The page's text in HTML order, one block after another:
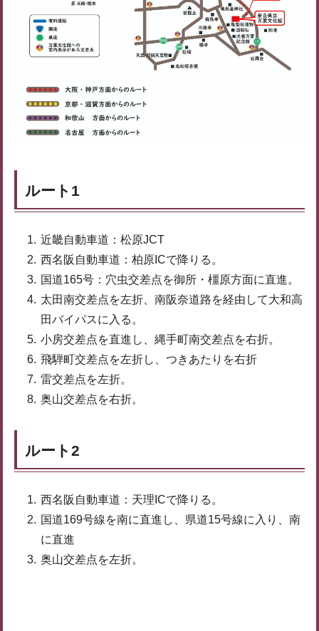
ルート1
近畿自動車道：松原JCT
西名阪自動車道：柏原ICで降りる。
国道165号：穴虫交差点を御所・橿原方面に直進。
太田南交差点を左折、南阪奈道路を経由して大和高
田バイパスに入る。
小房交差点を直進し、縄手町南交差点を右折。
飛騨町交差点を左折し、つきあたりを右折
雷交差点を左折。
奥山交差点を右折。
ルート2
西名阪自動車道：天理ICで降りる。
国道169号線を南に直進し、県道15号線に入り、南
に直進
奥山交差点を左折。